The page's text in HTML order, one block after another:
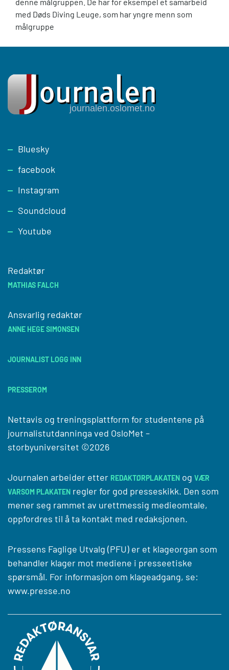
med Døds Diving Leuge, som har yngre menn som
målgruppe
Footer
Bluesky
facebook
Instagram
Soundcloud
Youtube
Redaktør
MATHIAS FALCH
Ansvarlig redaktør
ANNE HEGE SIMONSEN
JOURNALIST LOGG INN
PRESSEROM
Nettavis og treningsplattform for studentene på
journalistutdanninga ved OsloMet –
storbyuniversitet ©2026
Journalen arbeider etter REDAKTØRPLAKATEN og VÆR
VARSOM PLAKATEN regler for god presseskikk. Den som
mener seg rammet av urettmessig medieomtale,
oppfordres til å ta kontakt med redaksjonen.
Pressens Faglige Utvalg (PFU) er et klageorgan som
behandler klager mot mediene i presseetiske
spørsmål. For informasjon om klageadgang, se:
www.presse.no